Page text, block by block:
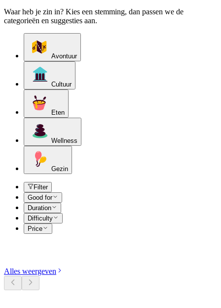
Waar heb je zin in? Kies een stemming, dan passen we de
categorieën en suggesties aan.
Avontuur
Cultuur
Eten
Wellness
Gezin
Filter
Good for
Duration
Difficulty
Price
Alles weergeven